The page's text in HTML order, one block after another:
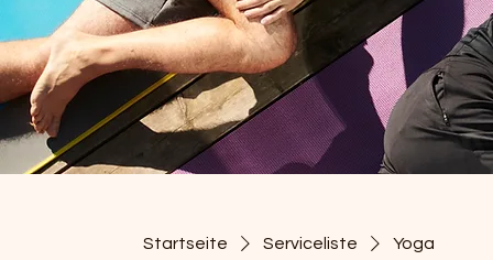
Startseite Serviceliste Yoga